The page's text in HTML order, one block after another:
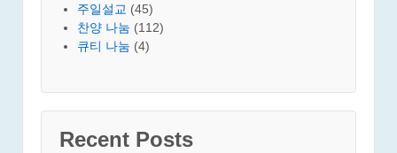
주일설교 (45)
찬양 나눔 (112)
큐티 나눔 (4)
Recent Posts